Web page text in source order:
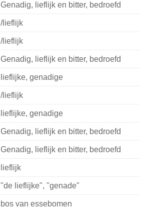
Genadig, lieflijk en bitter, bedroefd
/lieflijk
/lieflijk
Genadig, lieflijk en bitter, bedroefd
lieflijke, genadige
/lieflijk
lieflijke, genadige
Genadig, lieflijk en bitter, bedroefd
Genadig, lieflijk en bitter, bedroefd
lieflijk
"de lieflijke", "genade"
bos van essebomen